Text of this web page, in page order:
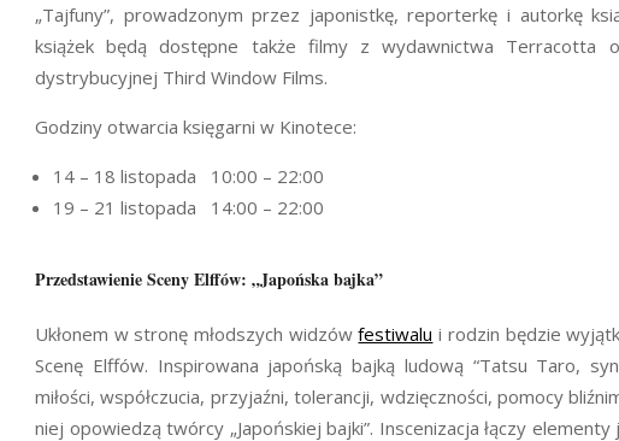
„Tajfuny”, prowadzonym przez japonistkę, reporterkę i autorkę
książek będą dostępne także filmy z wydawnictwa
dystrybucyjnej Third Window Films.
Godziny otwarcia księgarni w Kinotece:
14 – 18 listopada 10:00 – 22:00
19 – 21 listopada 14:00 – 22:00
Przedstawienie Sceny Elffów: „Japońska bajka”
Ukłonem w stronę młodszych widzówfestiwalu i rodzin będzie
Scenę Elffów. Inspirowana japońską bajką ludową “Tatsu Taro,
miłości, współczucia, przyjaźni, tolerancji, wdzięczności, pomocy
niej opowiedzą twórcy „Japońskiej bajki”. Inscenizacja łączy